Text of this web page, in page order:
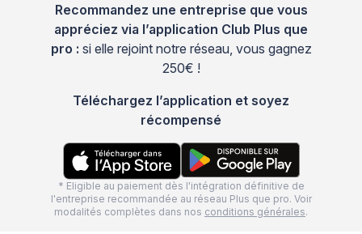
Recommandez une entreprise que vous
appréciez via l’application Club Plus que
pro : si elle rejoint notre réseau, vous gagnez
250€ !
Téléchargez l’application et soyez
récompensé
* Eligible au paiement dès l'intégration définitive de
l'entreprise recommandée au réseau Plus que pro. Voir
modalités complètes dans nos conditions générales.